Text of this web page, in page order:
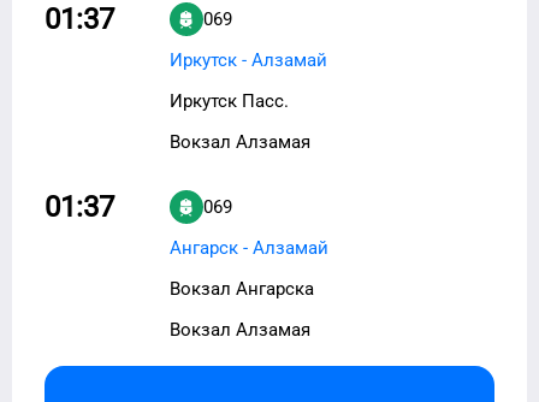
01:37
069
Иркутск - Алзамай
Иркутск Пасс.
Вокзал Алзамая
01:37
069
Ангарск - Алзамай
Вокзал Ангарска
Вокзал Алзамая